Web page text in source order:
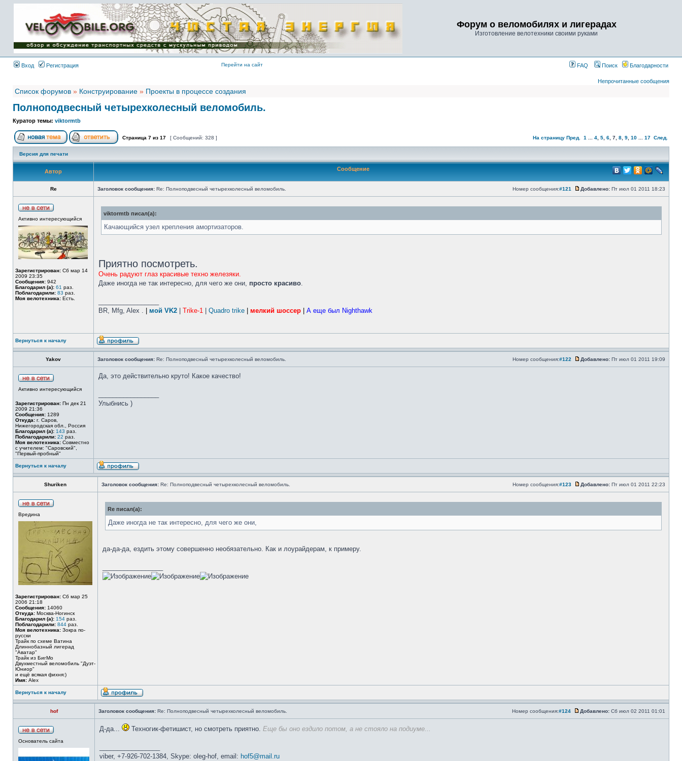
Имя пользователя:
Пароль:
{ LOG_ME_IN_SHORT
}
Форум о веломобилях и лигерадах
Изготовление велотехники своими руками
Вход Регистрация Перейти на сайт FAQ Поиск Благодарности
Непрочитанные сообщения
Список форумов » Конструирование » Проекты в процессе создания
Полноподвесный четырехколесный веломобиль.
Куратор темы: viktormtb
Страница 7 из 17 [ Сообщений: 328 ] На страницу Пред. 1 4 5 6 7 8 9 10 17 След.
Версия для печати
Автор Сообщение
Re Заголовок сообщения: Re: Полноподвесный четырехколесный веломобиль. Номер сообщения:#121 Добавлено: Пт июл 01 2011 18:23
Активно интересующийся
Зарегистрирован: Сб мар 14
2009 23:35
Сообщения: 942
Благодарил (а): 61 раз.
Поблагодарили: 83 раз.
Моя велотехника: Есть.
viktormtb писал(а):
Качающийся узел крепления амортизаторов.
Приятно посмотреть.
Очень радуют глаз красивые техно железяки.
Даже иногда не так интересно, для чего же они, просто красиво.
BR, Mfg, Alex .
мой VK2 Trike-1 Quadro trike мелкий шоссер А еще был Nighthawk
Вернуться к началу
Yakov Заголовок сообщения: Re: Полноподвесный четырехколесный веломобиль. Номер сообщения:#122 Добавлено: Пт июл 01 2011 19:09
Активно интересующийся
Зарегистрирован: Пн дек 21
2009 21:36
Сообщения: 1289
Откуда: г. Саров,
Нижегородская обл., Россия
Благодарил (а): 143 раз.
Поблагодарили: 22 раз.
Моя велотехника: Совместно
с учителем: "Саровский",
"Первый-пробный"
Да, это действительно круто! Какое качество!
Улыбнись )
Вернуться к началу
Shuriken Заголовок сообщения: Re: Полноподвесный четырехколесный веломобиль. Номер сообщения:#123 Добавлено: Пт июл 01 2011 22:23
Вредина
Зарегистрирован: Сб мар 25
2006 21:18
Сообщения: 14060
Откуда: Москва-Ногинск
Благодарил (а): 154 раз.
Поблагодарили: 844 раз.
Моя велотехника: Зокра по-
русски
Трайк по схеме Ватина
Длиннобазный лигерад
"Аватар"
Трайк из БигМо
Двухместный веломобиль "Дуэт-
Юниор"
и ещё всякая фихня:)
Имя: Alex
Re писал(а):
Даже иногда не так интересно, для чего же они,
да-да-да, ездить этому совершенно необязательно. Как и лоурайдерам, к примеру.
Вернуться к началу
hof Заголовок сообщения: Re: Полноподвесный четырехколесный веломобиль. Номер сообщения:#124 Добавлено: Сб июл 02 2011 01:01
Основатель сайта
Д-да... Техногик-фетишист, но смотреть приятно. Еще бы оно ездило потом, а не стояло на подиуме...
viber, +7-926-702-1384, Skype: oleg-hof, email: hof5@mail.ru